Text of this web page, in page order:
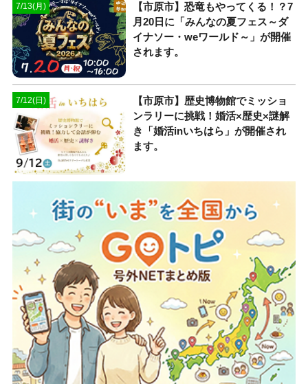
7/13(月)
【市原市】恐竜もやってくる！？7
月20日に「みんなの夏フェス～ダ
イナソー・weワールド～」が開催
されます。
7/12(日)
【市原市】歴史博物館でミッショ
ンラリーに挑戦！婚活×歴史×謎解
き「婚活inいちはら」が開催され
ます。